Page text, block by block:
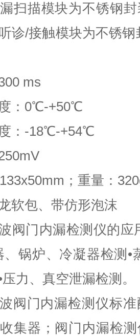
扫描模块为不锈钢
诊/接触模块为不锈
ms
：0℃-+50℃
：-18℃-+54℃
；重量：
软包、带仿形泡沫
阀门内漏检测仪的应
、锅炉、冷凝器检测•
力、真空泄漏检测。
阀门内漏检测仪标
集器；阀门内漏检